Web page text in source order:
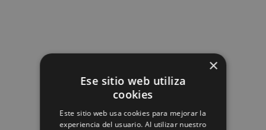
AÑADIR AL CARRITO
/
DETALLES
×
Ese sitio web utiliza
cookies
Este sitio web usa cookies para mejorar la
experiencia del usuario. Al utilizar nuestro